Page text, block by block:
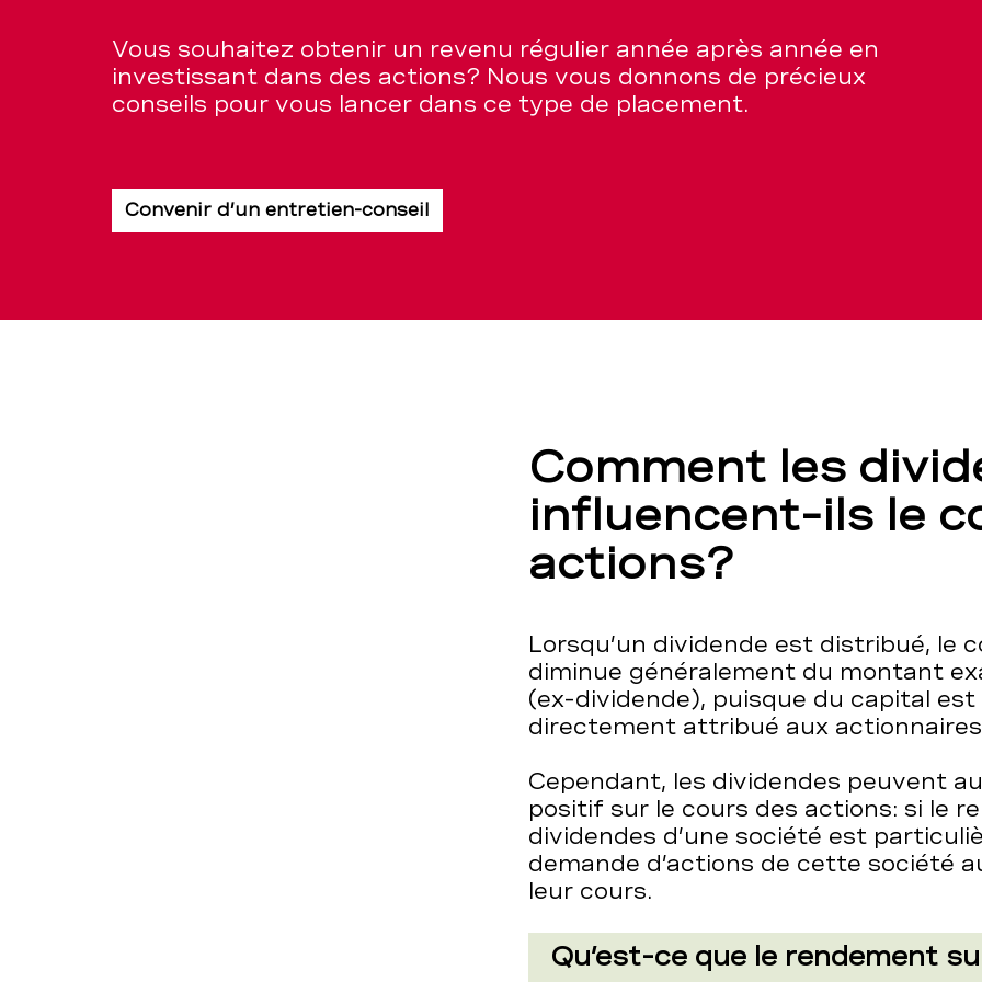
Vous souhaitez obtenir un revenu régulier année après année en
investissant dans des actions? Nous vous donnons de précieux
conseils pour vous lancer dans ce type de placement.
Convenir d’un entretien-conseil
Comment les
influencent-ils le
actions?
Lorsqu’un dividende est distribué, le
diminue généralement du montant
(ex-dividende), puisque du capital
directement attribué aux
Cependant, les dividendes peuvent
positif sur le cours des actions: si le
dividendes d’une société est
demande d’actions de cette société
leur cours.
Qu’est-ce que le rendement